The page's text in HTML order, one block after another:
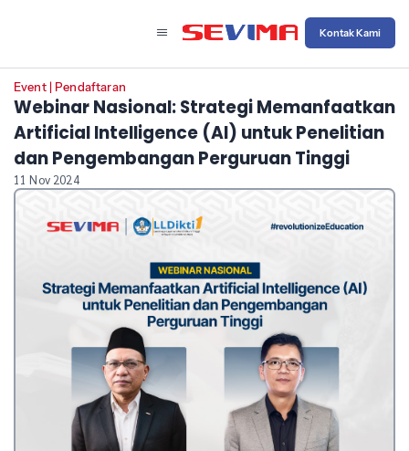
Kontak Kami
Event| Pendaftaran
Webinar Nasional: Strategi Memanfaatkan
Artificial Intelligence (Al) untuk Penelitian
dan Pengembangan Perguruan Tinggi
11 Nov 2024